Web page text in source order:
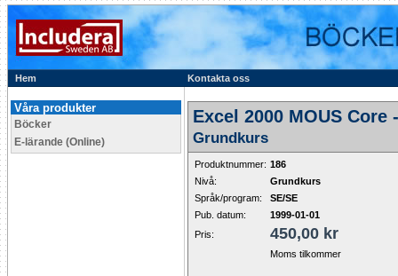
Hem Kontakta oss
Våra produkter
Böcker
E-lärande (Online)
Excel 2000 MOUS Core
Grundkurs
Produktnummer: 186
Nivå:
Grundkurs
Språk/program:
SE/SE
Pub. datum:
1999-01-01
Pris:
450,00 kr
Moms tilkommer